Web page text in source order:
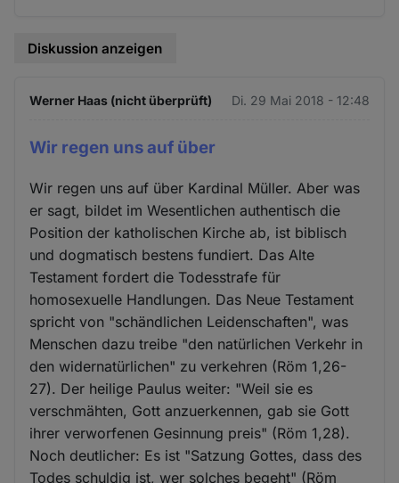
Diskussion anzeigen
Werner Haas (nicht überprüft) Di. 29 Mai 2018 - 12:48
Wir regen uns auf über
Wir regen uns auf über Kardinal Müller. Aber was
er sagt, bildet im Wesentlichen authentisch die
Position der katholischen Kirche ab, ist biblisch
und dogmatisch bestens fundiert. Das Alte
Testament fordert die Todesstrafe für
homosexuelle Handlungen. Das Neue Testament
spricht von "schändlichen Leidenschaften", was
Menschen dazu treibe "den natürlichen Verkehr in
den widernatürlichen" zu verkehren (Röm 1,26-
27). Der heilige Paulus weiter: "Weil sie es
verschmähten, Gott anzuerkennen, gab sie Gott
ihrer verworfenen Gesinnung preis" (Röm 1,28).
Noch deutlicher: Es ist "Satzung Gottes, dass des
Todes schuldig ist, wer solches begeht" (Röm